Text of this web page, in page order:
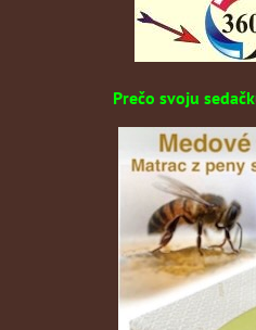
Prečo svoju